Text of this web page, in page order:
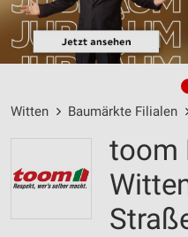
Witten Baumärkte Filialen
toom